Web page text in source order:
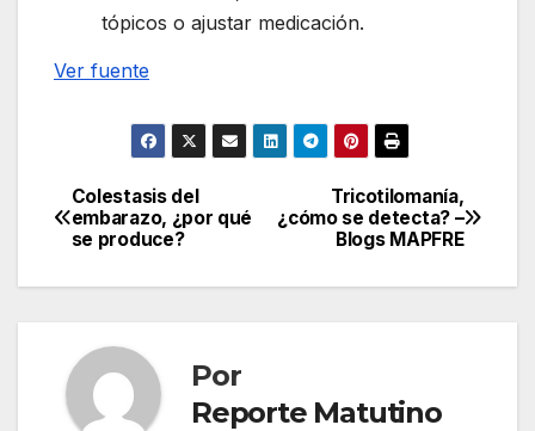
tópicos o ajustar medicación.
Ver fuente
Navegación
de
Tricotilomanía,
¿cómo se detecta? –
Blogs MAPFRE
Colestasis del
embarazo, ¿por qué
se produce?
Por
Reporte Matutino